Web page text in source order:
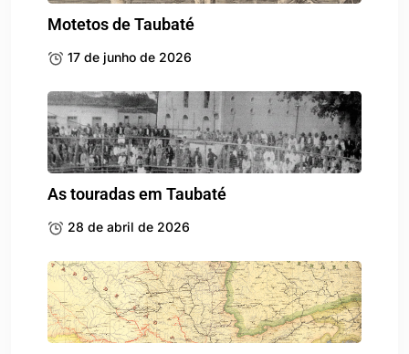
Motetos de Taubaté
17 de junho de 2026
As touradas em Taubaté
28 de abril de 2026